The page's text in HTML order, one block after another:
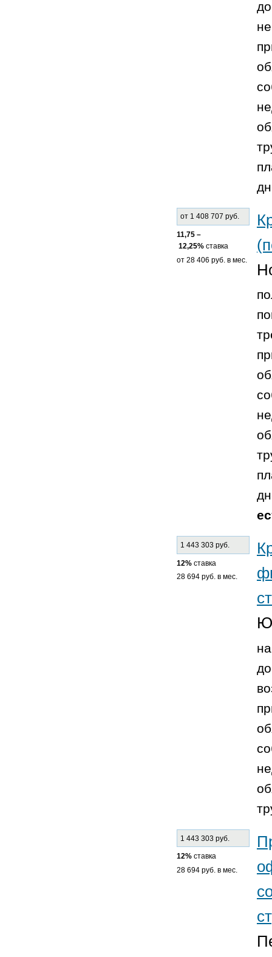
от 1 408 707 руб.
11,75 –
12,25% ставка
от 28 406 руб. в мес.
1 443 303 руб.
12% ставка
28 694 руб. в мес.
1 443 303 руб.
12% ставка
28 694 руб. в мес.